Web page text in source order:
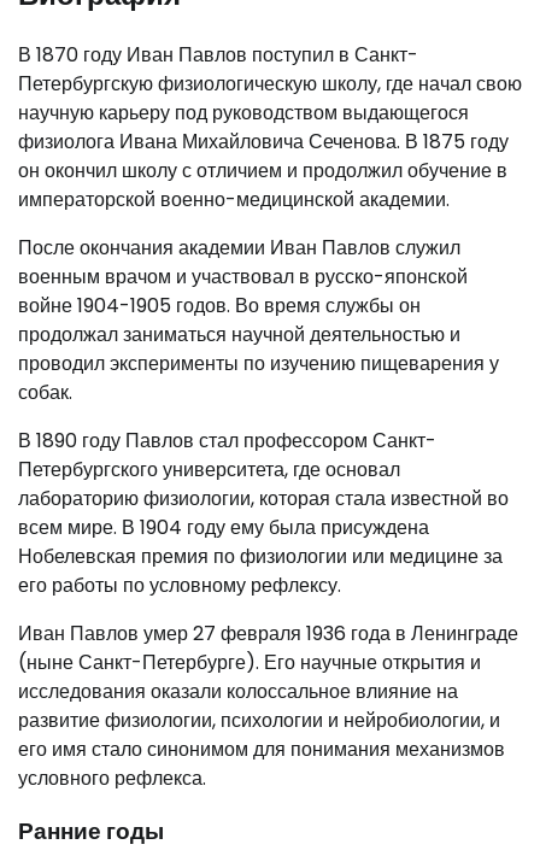
В 1870 году Иван Павлов поступил в Санкт-
Петербургскую физиологическую школу, где начал свою
научную карьеру под руководством выдающегося
физиолога Ивана Михайловича Сеченова. В 1875 году
он окончил школу с отличием и продолжил обучение в
императорской военно-медицинской академии.
После окончания академии Иван Павлов служил
военным врачом и участвовал в русско-японской
войне 1904-1905 годов. Во время службы он
продолжал заниматься научной деятельностью и
проводил эксперименты по изучению пищеварения у
собак.
В 1890 году Павлов стал профессором Санкт-
Петербургского университета, где основал
лабораторию физиологии, которая стала известной во
всем мире. В 1904 году ему была присуждена
Нобелевская премия по физиологии или медицине за
его работы по условному рефлексу.
Иван Павлов умер 27 февраля 1936 года в Ленинграде
(ныне Санкт-Петербурге). Его научные открытия и
исследования оказали колоссальное влияние на
развитие физиологии, психологии и нейробиологии, и
его имя стало синонимом для понимания механизмов
условного рефлекса.
Ранние годы